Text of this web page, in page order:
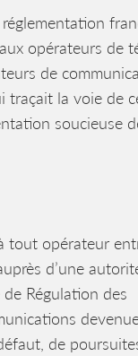
opérateurs de
de
traçait la voie de
soucieuse
tout opérateur
d’une
de Régulation des
de